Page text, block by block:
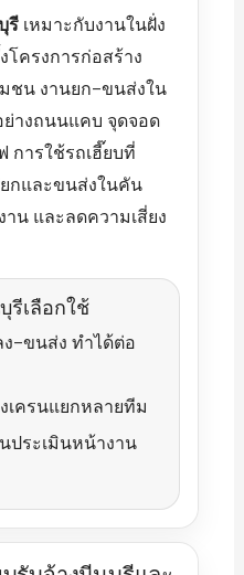
รีเหมาะกับงานในฝั่ง
ครงการก่อสร้าง
ชน งานยก–ขนส่งใน
างถนนแคบ จุดจอด
การใช้รถเฮี๊ยบที่
ยกและขนส่งในคัน
าน และลดความเสี่ยง
รีเลือกใช้
–ขนส่ง ทำได้ต่อ
เครนแยกหลายทีม
ประเมินหน้างาน